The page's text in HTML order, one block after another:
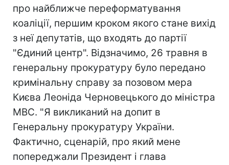
про найближче переформатування
коаліції, першим кроком якого стане вихід
з неї депутатів, що входять до партії
"Єдиний центр". Відзначимо, 26 травня в
генеральну прокуратуру було передано
кримінальну справу за позовом мера
Києва Леоніда Черновецького до міністра
МВС. "Я викликаний на допит в
Генеральну прокуратуру України.
Фактично, сценарій, про який мене
попереджали Президент і глава